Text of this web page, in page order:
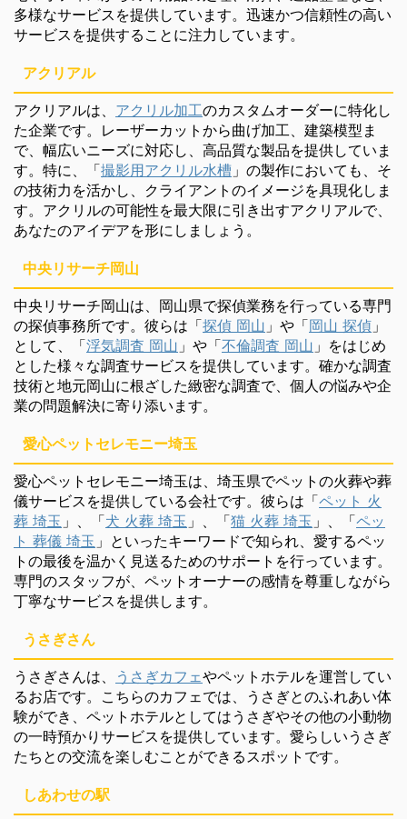
多様なサービスを提供しています。迅速かつ信頼性の高い
サービスを提供することに注力しています。
アクリアル
アクリアルは、 アクリル加工のカスタムオーダーに特化し
た企業です。レーザーカットから曲げ加工、建築模型ま
で、幅広いニーズに対応し、高品質な製品を提供していま
す。特に、「撮影用アクリル水槽 」の製作においても、そ
の技術力を活かし、クライアントのイメージを具現化しま
す。アクリルの可能性を最大限に引き出すアクリアルで、
あなたのアイデアを形にしましょう。
中央リサーチ岡山
中央リサーチ岡山は、岡山県で探偵業務を行っている専門
の探偵事務所です。彼らは「探偵 岡山 」や「岡山 探偵 」
として、「浮気調査 岡山 」や「不倫調査 岡山 」をはじめ
とした様々な調査サービスを提供しています。確かな調査
技術と地元岡山に根ざした緻密な調査で、個人の悩みや企
業の問題解決に寄り添います。
愛心ペットセレモニー埼玉
愛心ペットセレモニー埼玉は、埼玉県でペットの火葬や葬
儀サービスを提供している会社です。彼らは「ペット 火
葬 埼玉 」、「犬 火葬 埼玉 」、「猫 火葬 埼玉 」、「ペッ
ト 葬儀 埼玉 」といったキーワードで知られ、愛するペッ
トの最後を温かく見送るためのサポートを行っています。
専門のスタッフが、ペットオーナーの感情を尊重しながら
丁寧なサービスを提供します。
うさぎさん
うさぎさんは、 うさぎカフェやペットホテルを運営してい
るお店です。こちらのカフェでは、うさぎとのふれあい体
験ができ、ペットホテルとしてはうさぎやその他の小動物
の一時預かりサービスを提供しています。愛らしいうさぎ
たちとの交流を楽しむことができるスポットです。
しあわせの駅